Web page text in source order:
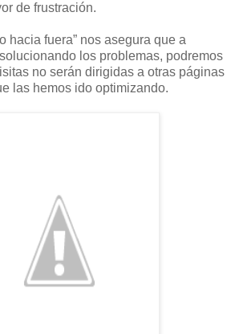
de frustración.
hacia fuera” nos asegura que a
los problemas, podremos
no serán dirigidas a otras páginas
las hemos ido optimizando.